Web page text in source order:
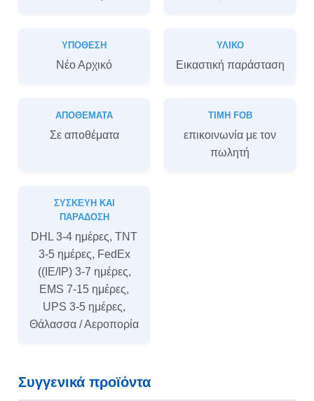
ΥΠΌΘΕΣΗ
Νέο Αρχικό
ΥΛΙΚΌ
Εικαστική παράσταση
ΑΠΟΘΈΜΑΤΑ
Σε αποθέματα
ΤΙΜΉ FOB
επικοινωνία με τον
πωλητή
ΣΥΣΚΕΥΉ ΚΑΙ
ΠΑΡΆΔΟΣΗ
DHL 3-4 ημέρες, TNT
3-5 ημέρες, FedEx
((IE/IP) 3-7 ημέρες,
EMS 7-15 ημέρες,
UPS 3-5 ημέρες,
Θάλασσα / Αεροπορία
Συγγενικά προϊόντα